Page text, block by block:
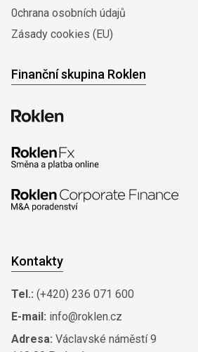
0chrana osobních údajů
Zásady cookies (EU)
Finanční skupina Roklen
Kontakty
Tel.: (+420) 236 071 600
E-mail: info@roklen.cz
Adresa: Václavské náměstí 9